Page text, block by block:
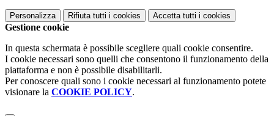
Personalizza Rifiuta tutti i cookies Accetta tutti i cookies
Gestione cookie
In questa schermata è possibile scegliere quali cookie consentire.
I cookie necessari sono quelli che consentono il funzionamento della
piattaforma e non è possibile disabilitarli.
Per conoscere quali sono i cookie necessari al funzionamento potete
visionare la COOKIE POLICY.